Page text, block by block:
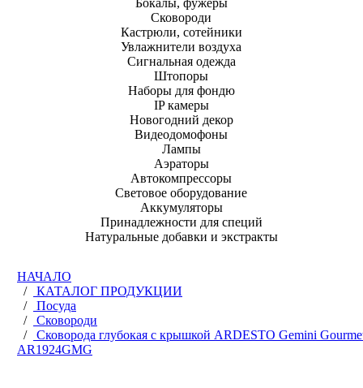
Бокалы, фужеры
Сковороди
Кастрюли, сотейники
Увлажнители воздуха
Сигнальная одежда
Штопоры
Наборы для фондю
IP камеры
Новогодний декор
Видеодомофоны
Лампы
Аэраторы
Автокомпрессоры
Световое оборудование
Аккумуляторы
Принадлежности для специй
Натуральные добавки и экстракты
НАЧАЛО
/
КАТАЛОГ ПРОДУКЦИИ
/
Посуда
/
Сковороди
/
Сковорода глубокая с крышкой ARDESTO Gemini
AR1924GMG